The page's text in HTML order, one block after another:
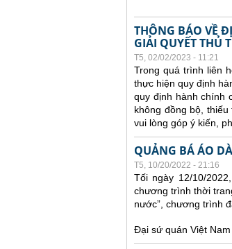
THÔNG BÁO VỀ
GIẢI QUYẾT THỦ
T5, 02/02/2023 - 11:21
Trong quá trình liên
thực hiện quy định
quy định hành chính
không đồng bộ,
vui lòng góp ý kiến,
QUẢNG BÁ ÁO
T5, 10/20/2022 - 21:16
Tối ngày 12/10/
chương trình thời
nước”, chương trình
Đại sứ quán Việt